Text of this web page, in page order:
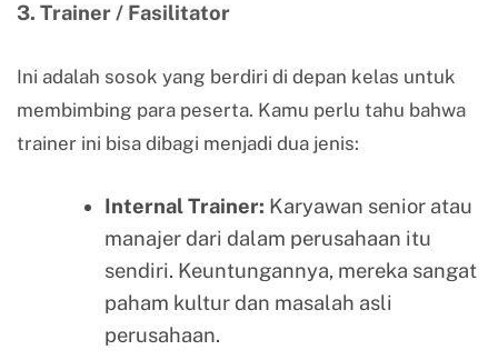
3. Trainer / Fasilitator
Ini adalah sosok yang berdiri di depan kelas untuk
membimbing para peserta. Kamu perlu tahu bahwa
trainer ini bisa dibagi menjadi dua jenis:
Internal Trainer: Karyawan senior atau
manajer dari dalam perusahaan itu
sendiri. Keuntungannya, mereka sangat
paham kultur dan masalah asli
perusahaan.